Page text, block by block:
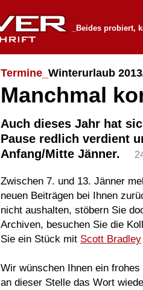
_Beides probiert,
Termine_ Winterurlaub
Manchmal
Auch dieses Jahr hat
Pause redlich verdient
Anfang/Mitte Jänner.
Zwischen 7. und 13. Jänner
neuen Beiträgen bei Ihnen
nicht aushalten, stöbern Sie
Archiven, besuchen Sie die
Sie ein Stück mit Scott Bradley
Wir wünschen Ihnen ein
an dieser Stelle das Wort